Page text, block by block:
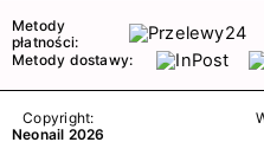
Metody
płatności:
Metody dostawy:
Copyright:
Neonail 2026